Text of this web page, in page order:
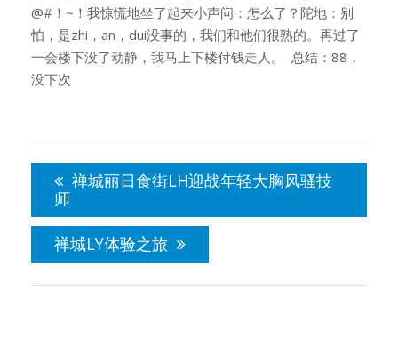
@#！~！我惊慌地坐了起来小声问：怎么了？陀地：别
怕，是zhi，an，dui没事的，我们和他们很熟的。再过了
一会楼下没了动静，我马上下楼付钱走人。 总结：88，
没下次
航
禅城丽日食街LH迎战年轻大胸风骚技
师
禅城LY体验之旅